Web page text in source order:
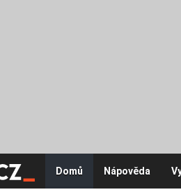
Fórum
Root.cz
Domů Nápověda